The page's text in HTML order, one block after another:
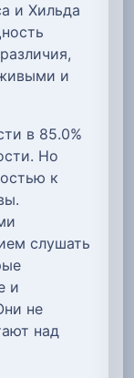
и Хильда
и
в 85.0%
Но
к
слушать
и
не
над